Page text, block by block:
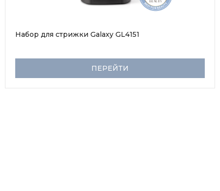
Набор для стрижки Galaxy GL4151
ПЕРЕЙТИ